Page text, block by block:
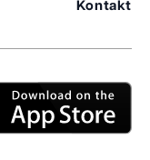
Kontakt